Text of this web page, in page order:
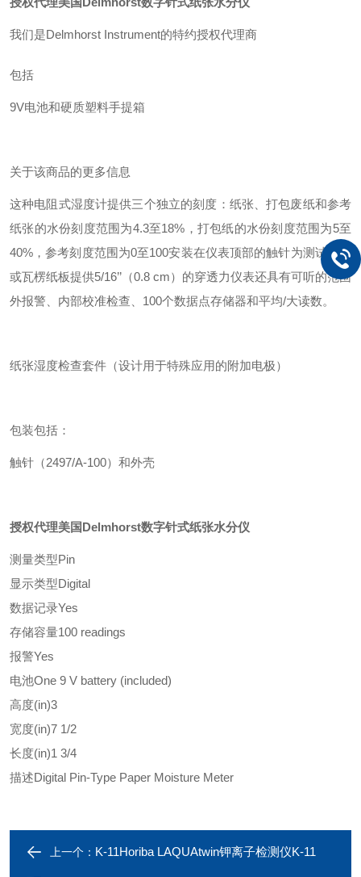
我们是Delmhorst Instrument的特约授权代理商
包括
9V电池和硬质塑料手提箱
关于该商品的更多信息
这种电阻式湿度计提供三个独立的刻度：纸张、打包废纸和参考
纸张的水份刻度范围为4.3至18%，打包纸的水份刻度范围为5至
40%，参考刻度范围为0至100安装在仪表顶部的触针为测试纸管
或瓦楞纸板提供5/16’’（0.8 cm）的穿透力仪表还具有可听的范围
外报警、内部校准检查、100个数据点存储器和平均/大读数。
纸张湿度检查套件（设计用于特殊应用的附加电极）
包装包括：
触针（2497/A-100）和外壳
授权代理美国Delmhorst数字针式纸张水分仪
测量类型Pin
显示类型Digital
数据记录Yes
存储容量100 readings
报警Yes
电池One 9 V battery (included)
高度(in)3
宽度(in)7 1/2
长度(in)1 3/4
描述Digital Pin-Type Paper Moisture Meter
上一个： K-11Horiba LAQUAtwin钾离子检测仪K-11